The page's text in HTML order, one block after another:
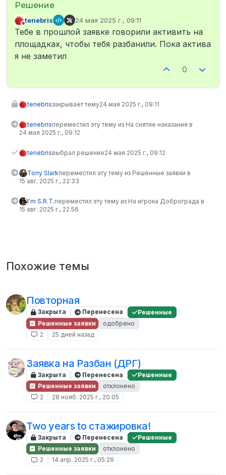
Не в сети
tenebris 24 мая 2025 г., 09:11
отредактировано
Тебе в прошлой заявке говорили активить на
площадках, чтобы тебя разбанили. Пока актива
я не заметил
0
tenebrisзакрывает тему24 мая 2025 г., 09:11
tenebrisпереместил эту тему из На снятие наказания в
24 мая 2025 г., 09:12
tenebrisвыбрал решение24 мая 2025 г., 09:12
Tony Slarkпереместил эту тему из Решенные заявки в
15 авг. 2025 г., 22:33
I'm S.R.T.переместил эту тему из На игрока Доброграда в
15 авг. 2025 г., 22:56
Похожие темы
Повторная
Закрыта Перенесена
Решенные
Решенные заявки
одобрено
2
25 дней назад
Заявка на Разбан (ДРГ)
Закрыта Перенесена
Решенные
Решенные заявки
отклонено
2
28 нояб. 2025 г., 20:05
Two years to стажировка!
Закрыта Перенесена
Решенные
Решенные заявки
отклонено
2
14 апр. 2025 г., 05:26